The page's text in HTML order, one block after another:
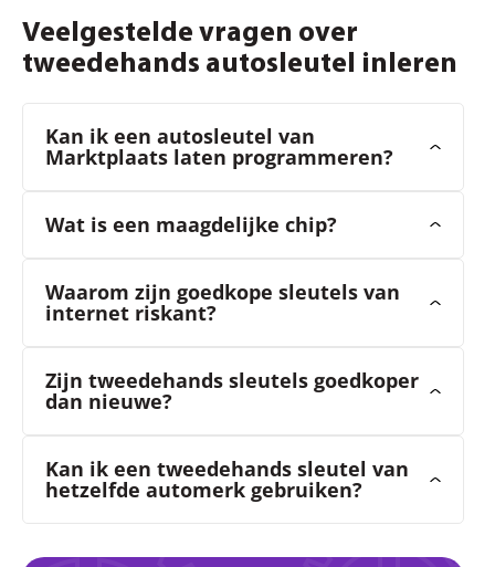
Veelgestelde vragen over
tweedehands autosleutel inleren
Kan ik een autosleutel van
Marktplaats laten programmeren?
Wat is een maagdelijke chip?
Waarom zijn goedkope sleutels van
internet riskant?
Zijn tweedehands sleutels goedkoper
dan nieuwe?
Kan ik een tweedehands sleutel van
hetzelfde automerk gebruiken?